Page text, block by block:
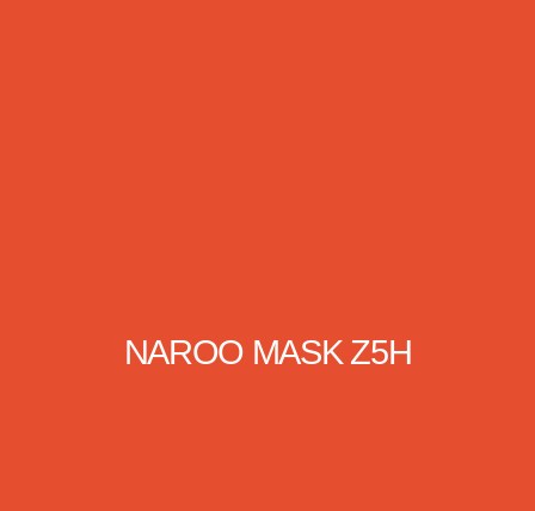
NAROO MASK Z5H